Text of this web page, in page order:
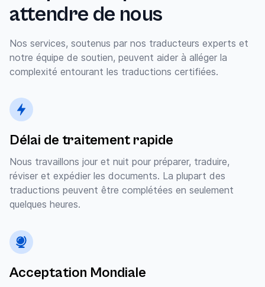
attendre de nous
Nos services, soutenus par nos traducteurs experts et
notre équipe de soutien, peuvent aider à alléger la
complexité entourant les traductions certifiées.
Délai de traitement rapide
Nous travaillons jour et nuit pour préparer, traduire,
réviser et expédier les documents. La plupart des
traductions peuvent être complétées en seulement
quelques heures.
Acceptation Mondiale